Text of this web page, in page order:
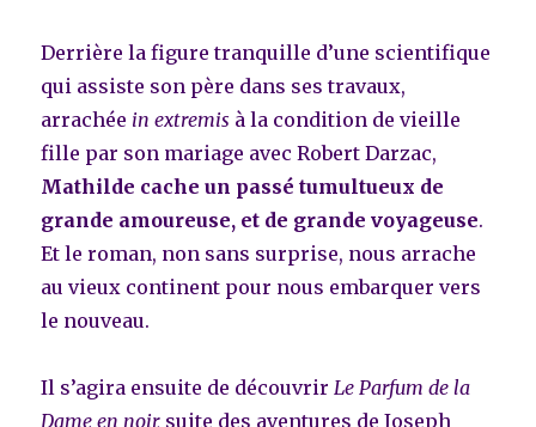
Derrière la figure tranquille d’une scientifique
qui assiste son père dans ses travaux,
arrachée in extremis à la condition de vieille
fille par son mariage avec Robert Darzac,
Mathilde cache un passé tumultueux de
grande amoureuse, et de grande voyageuse.
Et le roman, non sans surprise, nous arrache
au vieux continent pour nous embarquer vers
le nouveau.
Il s’agira ensuite de découvrirLe Parfum de la
Dame en noir, suite des aventures de Joseph